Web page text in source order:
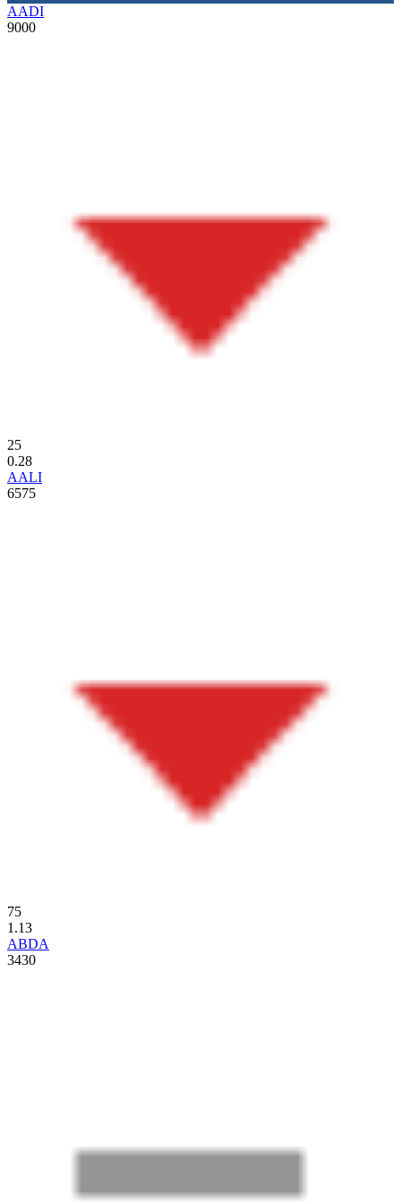
AADI
9000
25
0.28
AALI
6575
75
1.13
ABDA
3430